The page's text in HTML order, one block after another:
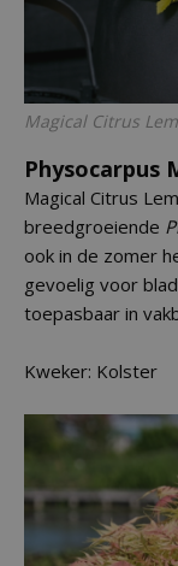
Magical Citrus
Physocarpus
Magical Citrus
breedgroeiende
ook in de zomer
gevoelig voor
toepasbaar in
Kweker: Kolster